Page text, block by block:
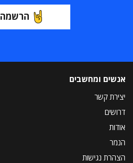
הרשמה
אנשים ומחשבים
יצירת קשר
דרושים
אודות
הנמר
הצהרת נגישות